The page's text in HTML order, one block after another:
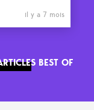
il y a 7 mois
BEST OF